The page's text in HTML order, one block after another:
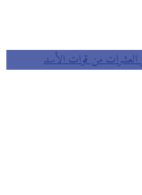
من قوات الأسد